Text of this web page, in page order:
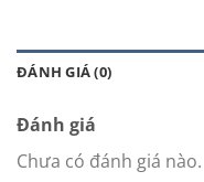
ĐÁNH GIÁ (0)
Đánh giá
Chưa có đánh giá nào.